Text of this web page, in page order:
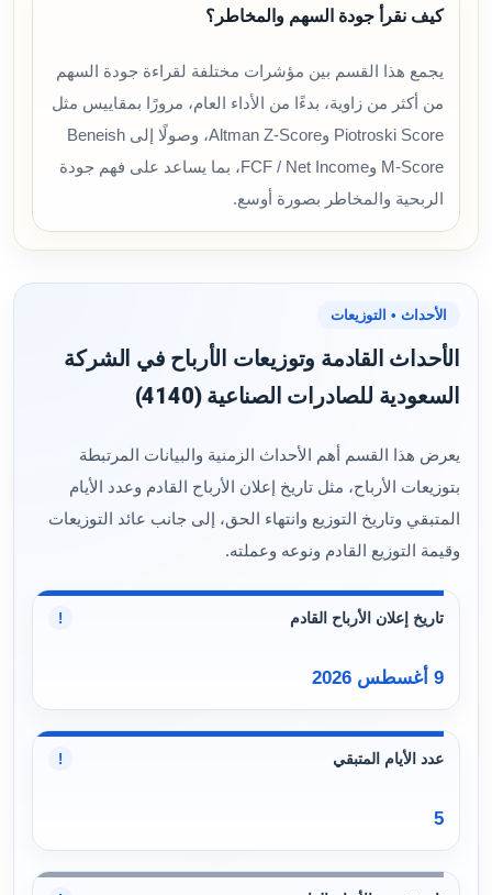
كيف نقرأ جودة السهم والمخاطر؟
يجمع هذا القسم بين مؤشرات مختلفة لقراءة جودة السهم
من أكثر من زاوية، بدءًا من الأداء العام، مرورًا بمقاييس مثل
Piotroski Score وAltman Z-Score، وصولًا إلى Beneish
M-Score وFCF / Net Income، بما يساعد على فهم جودة
الربحية والمخاطر بصورة أوسع.
الأحداث • التوزيعات
الأحداث القادمة وتوزيعات الأرباح في الشركة
السعودية للصادرات الصناعية (4140)
يعرض هذا القسم أهم الأحداث الزمنية والبيانات المرتبطة
بتوزيعات الأرباح، مثل تاريخ إعلان الأرباح القادم وعدد الأيام
المتبقي وتاريخ التوزيع وانتهاء الحق، إلى جانب عائد التوزيعات
وقيمة التوزيع القادم ونوعه وعملته.
تاريخ إعلان الأرباح القادم !
9 أغسطس 2026
عدد الأيام المتبقي !
5